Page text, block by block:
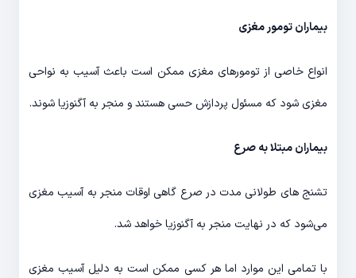
بیماران تومور مغزی
انواع خاصی از تومورهای مغزی ممکن است باعث آسیب به نواحی
مغزی شود که مسئول پردازش حسی هستند و منجر به آگنوزیا شوند.
بیماران مبتلا به صرع
تشنج های طولانی مدت در صرع گاهی اوقات منجر به آسیب مغزی
می‌شود که در نهایت منجر به آگنوزیا خواهد شد.
با تمامی این موارد اما هر کسی ممکن است به دلیل آسیب مغزی